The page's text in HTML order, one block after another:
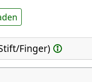
Finger)